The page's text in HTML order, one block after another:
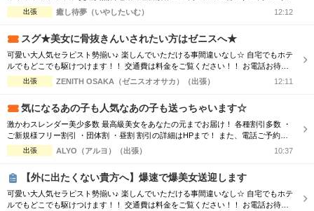
0円 120分16,000円→15,000円 150分20,000円→19,000円 ※指名料別途 ◇◆◇◆◇
◆◇◆◇◆◇◆◇◆◇◆◇◆◇◆◇◆◇◆◇ 市内の交通費を頂く地域のご新規様1
出張 癒し待夢（いやしたいむ） 12:12
スグ★美女に骨抜きんいされたい方はゼニスへ★
可愛い大人気セラピスト勢揃い♪ 楽しんでいただける事間違いなし☆ 自宅でもホテ
ルでもどこでも駆けつけます！！ 交通費は料金をご覧ください！！ お電話お待ち
しております(^^♪ TEL070-5654-8310 営業時間;10:00-翌5:00 場所;日本橋、谷九付
近
出張 ZENITH OSAKA（ゼニスオオサカ）（出張） 12:11
気になるあの子も人気なあの子も送っちゃいます☆
激かわスレンダー美少多数 最高級美女をあなたの元までお届け！ 各種割引多数 ・
ご新規様フリー割引 ・団体割 ・昼割 割引の詳細はHPまで！ また、電話ご予約を
優先させて頂きますので、 ご予約の際はお電話をオススメ致します！ ご了承下さ
いませ☆
出張 ALYO（アルヨ）（出張） 10:37
【外に出たくない貴方へ】爆速で爆美女送迎します
可愛い大人気セラピスト勢揃い♪ 楽しんでいただける事間違いなし☆ 自宅でもホテ
ルでもどこでも駆けつけます！！ 交通費は料金をご覧ください！！ お電話お待ち